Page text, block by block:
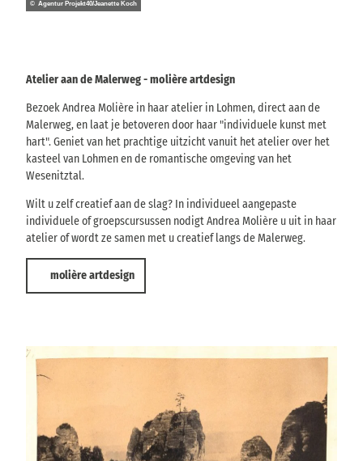
© Agentur Projekt40/Jeanette Koch
Atelier aan de Malerweg - molière artdesign
Bezoek Andrea Molière in haar atelier in Lohmen, direct aan de
Malerweg, en laat je betoveren door haar "individuele kunst met
hart". Geniet van het prachtige uitzicht vanuit het atelier over het
kasteel van Lohmen en de romantische omgeving van het
Wesenitztal.
Wilt u zelf creatief aan de slag? In individueel aangepaste
individuele of groepscursussen nodigt Andrea Molière u uit in haar
atelier of wordt ze samen met u creatief langs de Malerweg.
molière artdesign